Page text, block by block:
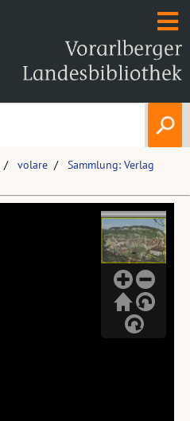
volare
Sammlung: Verlag